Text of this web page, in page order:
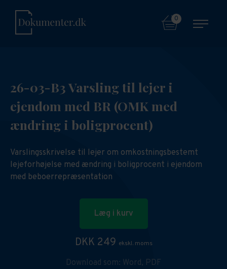
0
26-03-B3 Varsling til lejer i
ejendom med BR (OMK med
ændring i boligprocent)
Varslingsskrivelse til lejer om omkostningsbestemt
lejeforhøjelse med ændring i boligprocent i ejendom
med beboerrepræsentation
Læg i kurv
DKK 249 ekskl. moms
Download som: Word, PDF